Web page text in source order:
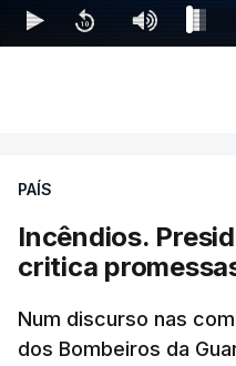
PAÍS
Incêndios.
critica
Num discurso nas
dos Bombeiros da